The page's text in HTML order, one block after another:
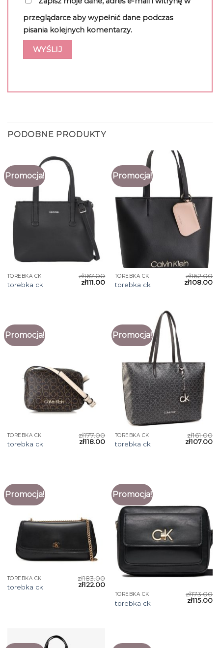
przeglądarce aby wypełnić dane podczas
pisania kolejnych komentarzy.
PODOBNE PRODUKTY
Promocja!
TOREBKA CK
torebka ck
zł167.00
zł111.00
Promocja!
TOREBKA CK
torebka ck
zł162.00
zł108.00
Promocja!
TOREBKA CK
torebka ck
zł177.00
zł118.00
Promocja!
TOREBKA CK
torebka ck
zł161.00
zł107.00
Promocja!
TOREBKA CK
torebka ck
zł183.00
zł122.00
Promocja!
TOREBKA CK
torebka ck
zł173.00
zł115.00